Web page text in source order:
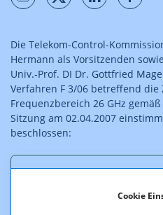
Cookie
Die Telekom-Control-
Hermann als Vorsitzenden
Univ.-Prof. DI Dr. Gottfried
Verfahren F 3/06 betreffend
Frequenzbereich 26 GHz
Sitzung am 02.04.2007
beschlossen: